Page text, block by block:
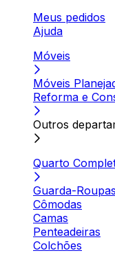
Meus pedidos
Ajuda
Móveis
Móveis
Reforma e
Outros
Quarto
Guarda-Roupas
Cômodas
Camas
Penteadeiras
Colchões